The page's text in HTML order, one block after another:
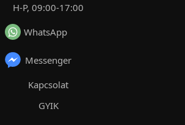
H-P, 09:00-17:00
WhatsApp
Messenger
Kapcsolat
GYIK